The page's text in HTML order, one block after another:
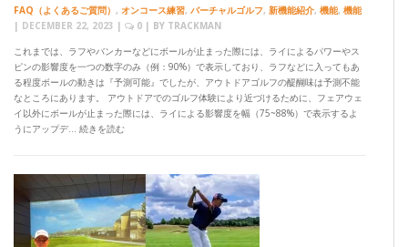
FAQ（よくあるご質問） , オンコース練習, バーチャルゴルフ, 新機能紹介, 機能, 機能
| DECEMBER 22, 2023 | 0 | BY TRACKMAN
これまでは、ラフやバンカーなどにボールが止まった際には、ライによるパワーやス
ピンの影響度を一つの数字のみ（例：90%）で表示しており、ラフなどに入ってもあ
る程度ボールの動きは『予測可能』でしたが、アウトドアゴルフの醍醐味は予測不能
なところにあります。 アウトドアでのゴルフ体験により近づけるために、フェアウェ
イ以外にボールが止まった際には、ライによる影響度を幅（75~88%）で表示するよ
うにアップデ… 続きを読む